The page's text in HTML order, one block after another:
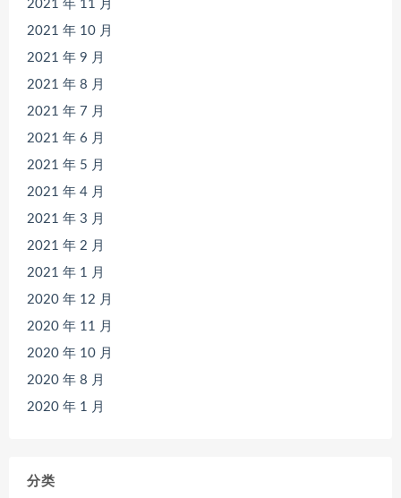
2021 年 11 月
2021 年 10 月
2021 年 9 月
2021 年 8 月
2021 年 7 月
2021 年 6 月
2021 年 5 月
2021 年 4 月
2021 年 3 月
2021 年 2 月
2021 年 1 月
2020 年 12 月
2020 年 11 月
2020 年 10 月
2020 年 8 月
2020 年 1 月
分类